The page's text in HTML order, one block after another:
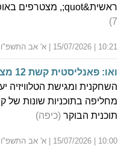
ראשית&quot;, מצטרפים באופן רשמי לנבחרת הכוכבים של פסטיגל 2026
7)
10:21 | 15/07/2026 | א' אב התשפ"ו
ואו: פאנליסטית קשת 12 מצטרפת לערוץ 16
השחקנית ומגישת
תוכנית הבוקר (כיפה)
10:00 | 15/07/2026 | א' אב התשפ"ו